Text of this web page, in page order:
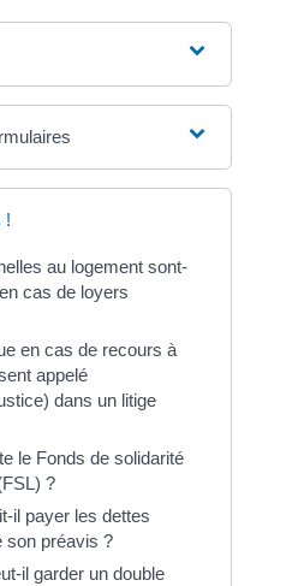
!
au logement sont-
cas de loyers
en cas de recours à
appelé
dans un litige
le Fonds de solidarité
?
il payer les dettes
son préavis ?
il garder un double